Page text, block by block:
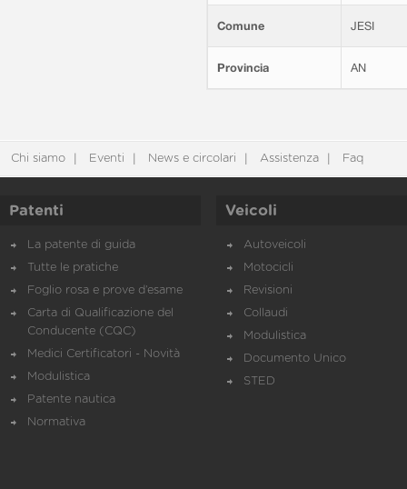
Comune JESI
Provincia AN
Chi siamo Eventi News e circolari Assistenza Faq
Patenti
La patente di guida
Tutte le pratiche
Foglio rosa e prove d’esame
Carta di Qualificazione del
Conducente (CQC)
Medici Certificatori - Novità
Modulistica
Patente nautica
Normativa
Veicoli
Autoveicoli
Motocicli
Revisioni
Collaudi
Modulistica
Documento Unico
STED